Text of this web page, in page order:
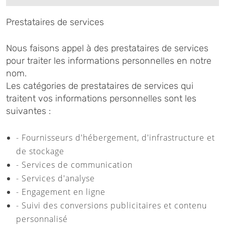
Prestataires de services
Nous faisons appel à des prestataires de services
pour traiter les informations personnelles en notre
nom.
Les catégories de prestataires de services qui
traitent vos informations personnelles sont les
suivantes :
- Fournisseurs d'hébergement, d'infrastructure et
de stockage
- Services de communication
- Services d'analyse
- Engagement en ligne
- Suivi des conversions publicitaires et contenu
personnalisé